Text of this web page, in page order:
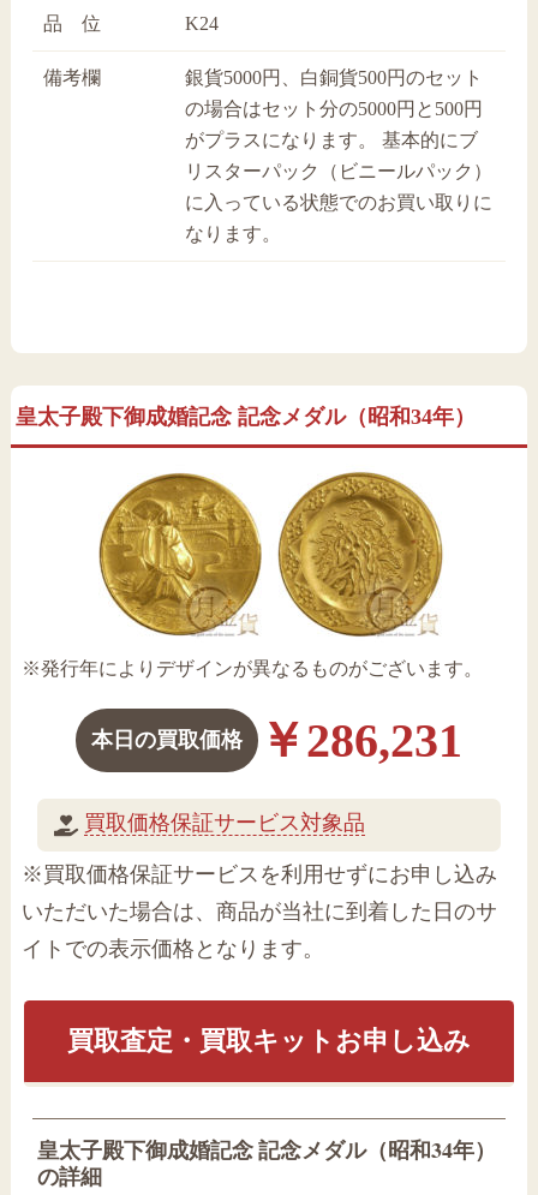
品 位 K24
備考欄
銀貨5000円、白銅貨500円のセット
の場合はセット分の5000円と500円
がプラスになります。 基本的にブ
リスターパック（ビニールパック）
に入っている状態でのお買い取りに
なります。
皇太子殿下御成婚記念 記念メダル（昭和34年）
※発行年によりデザインが異なるものがございます。
本日の買取価格 ￥286,231
買取価格保証サービス対象品
※買取価格保証サービスを利用せずにお申し込み
いただいた場合は、商品が当社に到着した日のサ
イトでの表示価格となります。
買取査定・買取キットお申し込み
皇太子殿下御成婚記念 記念メダル（昭和34年）
の詳細